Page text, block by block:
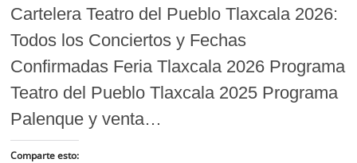
Cartelera Teatro del Pueblo Tlaxcala 2026:
Todos los Conciertos y Fechas
Confirmadas Feria Tlaxcala 2026 Programa
Teatro del Pueblo Tlaxcala 2025 Programa
Palenque y venta…
Comparte esto: